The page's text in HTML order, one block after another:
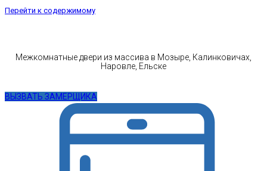
Перейти к содержимому
Межкомнатные двери из массива в Мозыре, Калинковичах,
Наровле, Ельске
ВЫЗВАТЬ ЗАМЕРЩИКА